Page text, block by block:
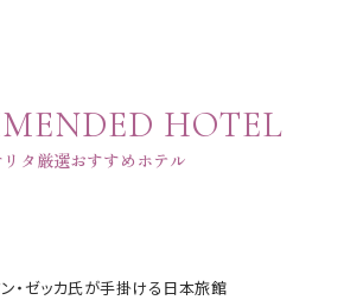
HOTEL
リタ厳選おすすめホテル
・ゼッカ氏が手掛ける日本旅館